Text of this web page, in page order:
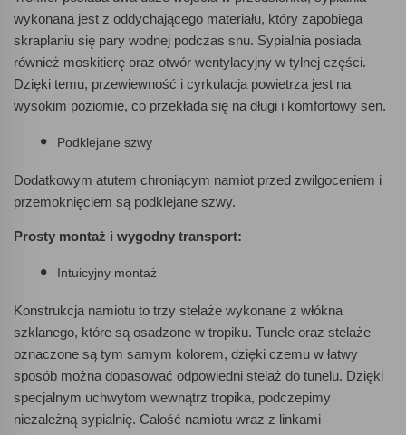
wykonana jest z oddychającego materiału, który zapobiega
skraplaniu się pary wodnej podczas snu. Sypialnia posiada
również moskitierę oraz otwór wentylacyjny w tylnej części.
Dzięki temu, przewiewność i cyrkulacja powietrza jest na
wysokim poziomie, co przekłada się na długi i komfortowy sen.
Podklejane szwy
Dodatkowym atutem chroniącym namiot przed zwilgoceniem i
przemoknięciem są podklejane szwy.
Prosty montaż i wygodny transport:
Intuicyjny montaż
Konstrukcja namiotu to trzy stelaże wykonane z włókna
szklanego, które są osadzone w tropiku. Tunele oraz stelaże
oznaczone są tym samym kolorem, dzięki czemu w łatwy
sposób można dopasować odpowiedni stelaż do tunelu. Dzięki
specjalnym uchwytom wewnątrz tropika, podczepimy
niezależną sypialnię. Całość namiotu wraz z linkami